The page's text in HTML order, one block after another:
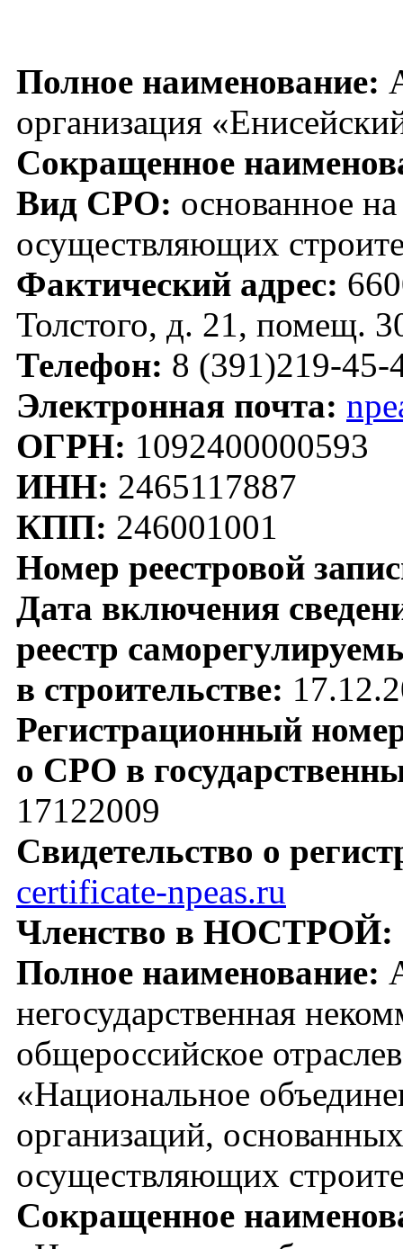
Полное наименование:
организация
Сокращенное
Вид СРО: основанное
осуществляющих
Фактический адрес:
Толстого, д. 21, помещ.
Телефон: 8 (391)219-45-
Электронная почта:
ОГРН: 1092400000593
ИНН: 2465117887
КПП: 246001001
Номер реестровой
Дата включения
реестр
в строительстве:
Регистрационный
о СРО в
17122009
Свидетельство о
certificate-npeas.ru
Членство в НОСТРОЙ:
Полное наименование:
негосударственная
общероссийское
«Национальное
организаций,
осуществляющих
Сокращенное